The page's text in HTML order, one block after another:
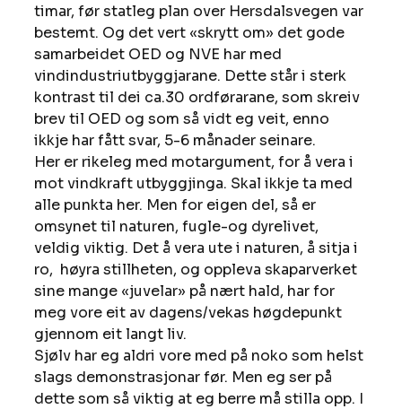
timar, før statleg plan over Hersdalsvegen var
bestemt. Og det vert «skrytt om» det gode
samarbeidet OED og NVE har med
vindindustriutbyggjarane. Dette står i sterk
kontrast til dei ca.30 ordførarane, som skreiv
brev til OED og som så vidt eg veit, enno
ikkje har fått svar, 5-6 månader seinare.
Her er rikeleg med motargument, for å vera i
mot vindkraft utbyggjinga. Skal ikkje ta med
alle punkta her. Men for eigen del, så er
omsynet til naturen, fugle-og dyrelivet,
veldig viktig. Det å vera ute i naturen, å sitja i
ro,  høyra stillheten, og oppleva skaparverket
sine mange «juvelar» på nært hald, har for
meg vore eit av dagens/vekas høgdepunkt
gjennom eit langt liv.
Sjølv har eg aldri vore med på noko som helst
slags demonstrasjonar før. Men eg ser på
dette som så viktig at eg berre må stilla opp. I